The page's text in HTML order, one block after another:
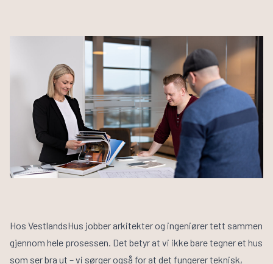
Inspirasjon
Samarbeidspartnere
Finn informasjon
Finn forhandler
Bli forhandler
Om VestlandsHus
Jobb med oss
Hos VestlandsHus jobber arkitekter og ingeniører tett sammen
gjennom hele prosessen. Det betyr at vi ikke bare tegner et hus
som ser bra ut – vi sørger også for at det fungerer teknisk,